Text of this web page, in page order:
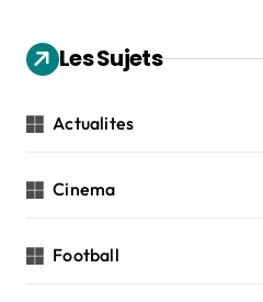
Les Sujets
Actualites
Cinema
Football